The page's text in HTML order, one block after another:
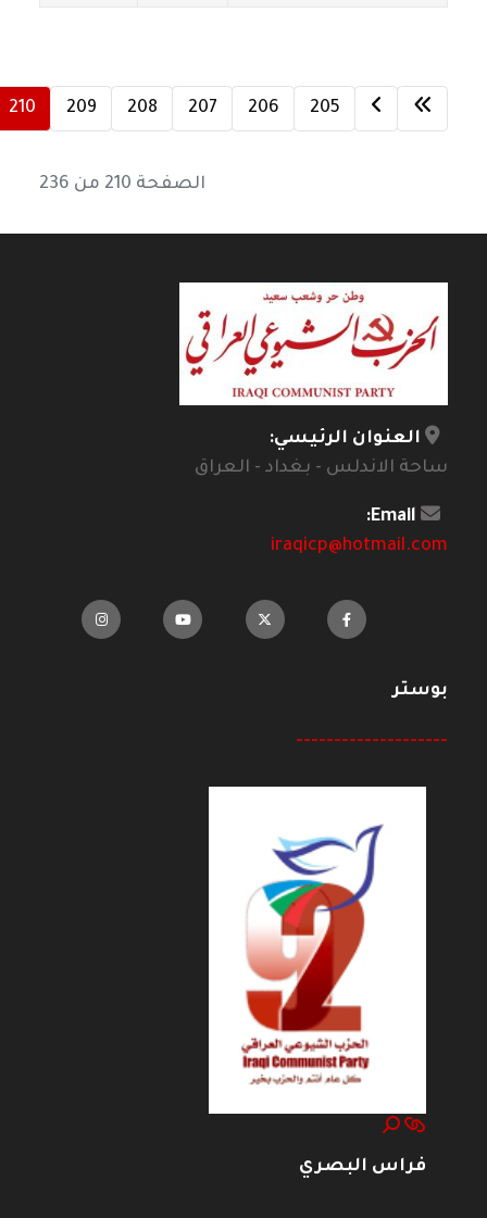
205
206
207
208
209
210
الصفحة 210 من 236
العنوان الرئيسي:
ساحة الاندلس - بغداد - العراق
Email:
iraqicp@hotmail.com
بوستر
--------------------
فراس البصري